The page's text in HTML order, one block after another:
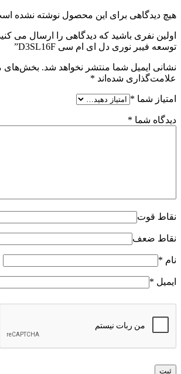
هیچ دیدگاهی برای این محصول نوشته نشده
اولین نفری باشید که دیدگاهی را ارسال می
توسعه فیبر نوری دل ای ام سی D3SL16F”
نشانی ایمیل شما منتشر نخواهد شد. بخش‌های
علامت‌گذاری شده‌اند *
امتیاز شما *
دیدگاه شما *
نقاط قوت
نقاط ضعف
نام *
ایمیل *